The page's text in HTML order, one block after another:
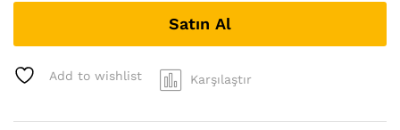
Satın Al
Add to wishlist Karşılaştır